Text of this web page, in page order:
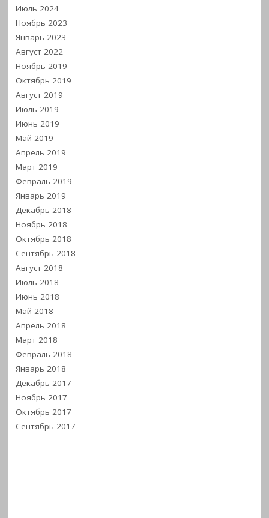
Июль 2024
Ноябрь 2023
Январь 2023
Август 2022
Ноябрь 2019
Октябрь 2019
Август 2019
Июль 2019
Июнь 2019
Май 2019
Апрель 2019
Март 2019
Февраль 2019
Январь 2019
Декабрь 2018
Ноябрь 2018
Октябрь 2018
Сентябрь 2018
Август 2018
Июль 2018
Июнь 2018
Май 2018
Апрель 2018
Март 2018
Февраль 2018
Январь 2018
Декабрь 2017
Ноябрь 2017
Октябрь 2017
Сентябрь 2017